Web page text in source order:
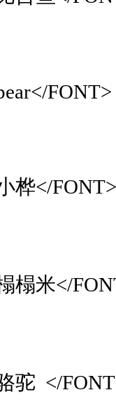
FONT>
桦</FONT>
榻米</
驼 </